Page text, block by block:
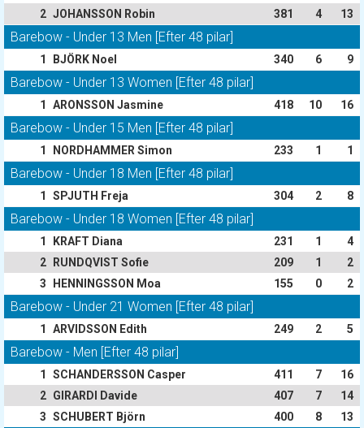
2 JOHANSSON Robin 381 4 13
Barebow - Under 13 Men [Efter 48 pilar]
1 BJÖRK Noel 340 6 9
Barebow - Under 13 Women [Efter 48 pilar]
1 ARONSSON Jasmine 418 10 16
Barebow - Under 15 Men [Efter 48 pilar]
1 NORDHAMMER Simon 233 1 1
Barebow - Under 18 Men [Efter 48 pilar]
1 SPJUTH Freja 304 2 8
Barebow - Under 18 Women [Efter 48 pilar]
1 KRAFT Diana 231 1
4
2
RUNDQVIST Sofie 209 1
2
3
HENNINGSSON Moa 155 0 2
Barebow - Under 21 Women [Efter 48 pilar]
1 ARVIDSSON Edith 249 2 5
Barebow - Men [Efter 48 pilar]
1 SCHANDERSSON Casper 411 7
16
2 GIRARDI Davide 407 7
14
3 SCHUBERT Björn 400 8 13